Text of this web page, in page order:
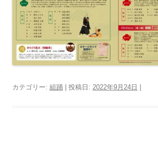
カテゴリー: 組踊 | 投稿日: 2022年9月24日